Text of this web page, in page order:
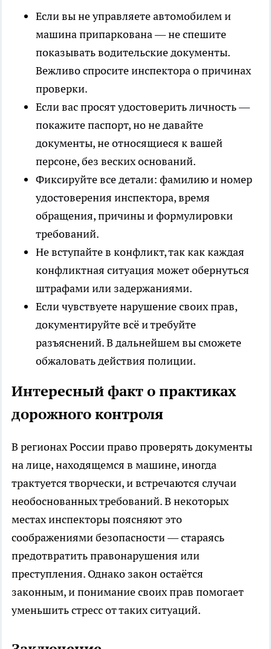
Если вы не управляете автомобилем и
машина припаркована — не спешите
показывать водительские документы.
Вежливо спросите инспектора о причинах
проверки.
Если вас просят удостоверить личность —
покажите паспорт, но не давайте
документы, не относящиеся к вашей
персоне, без веских оснований.
Фиксируйте все детали: фамилию и номер
удостоверения инспектора, время
обращения, причины и формулировки
требований.
Не вступайте в конфликт, так как каждая
конфликтная ситуация может обернуться
штрафами или задержаниями.
Если чувствуете нарушение своих прав,
документируйте всё и требуйте
разъяснений. В дальнейшем вы сможете
обжаловать действия полиции.
Интересный факт о практиках
дорожного контроля
В регионах России право проверять документы
на лице, находящемся в машине, иногда
трактуется творчески, и встречаются случаи
необоснованных требований. В некоторых
местах инспекторы поясняют это
соображениями безопасности — стараясь
предотвратить правонарушения или
преступления. Однако закон остаётся
законным, и понимание своих прав помогает
уменьшить стресс от таких ситуаций.